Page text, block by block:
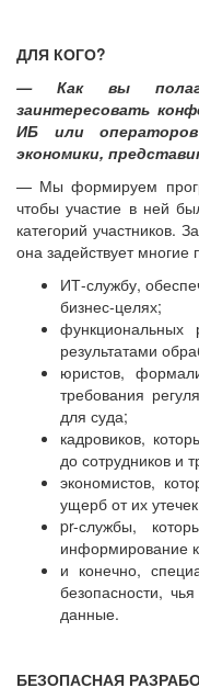
ДЛЯ КОГО?
— Как вы
заинтересовать
ИБ или
экономики,
— Мы формируем
чтобы участие в ней
категорий участников.
она задействует
ИТ-службу,
бизнес-целях;
функциональных
результатами
юристов,
требования
для суда;
кадровиков,
до сотрудников и
экономистов,
ущерб от их
pr-службы,
информирование
и конечно,
безопасности,
данные.
БЕЗОПАСНАЯ